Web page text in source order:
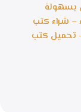
بسهولة
– شراء كتب
تحميل كتب